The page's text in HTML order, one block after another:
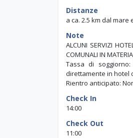
Distanze
a ca. 2.5 km dal mare
Note
ALCUNI SERVIZI
COMUNALI IN
Tassa di
direttamente in hotel
Rientro anticipato:
Check In
14:00
Check Out
11:00